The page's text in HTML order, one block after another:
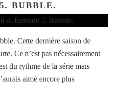
BUBBLE.
Cette dernière saison de
Ce n’est pas nécessairement
du rythme de la série mais
aimé encore plus